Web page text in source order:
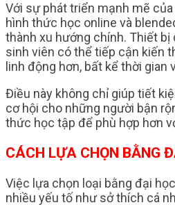
Với sự phát triển mạnh mẽ
hình thức học online và
thành xu hướng chính. Thiết
sinh viên có thể tiếp cận kiến
linh động hơn, bất kể thời gian
Điều này không chỉ giúp tiết
cơ hội cho những người bận
thức học tập để phù hợp hơn
CÁCH LỰA CHỌN BẰNG
Việc lựa chọn loại bằng đại
nhiều yếu tố như sở thích cá